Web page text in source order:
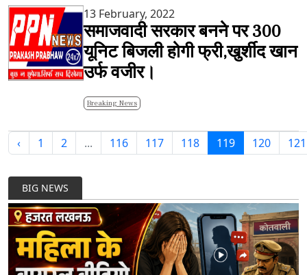
13 February, 2022
समाजवादी सरकार बनने पर 300
यूनिट बिजली होगी फ्री,खुर्शीद खान
उर्फ वजीर।
Breaking News
‹ 1 2 ... 116 117 118 119 120 121
BIG NEWS